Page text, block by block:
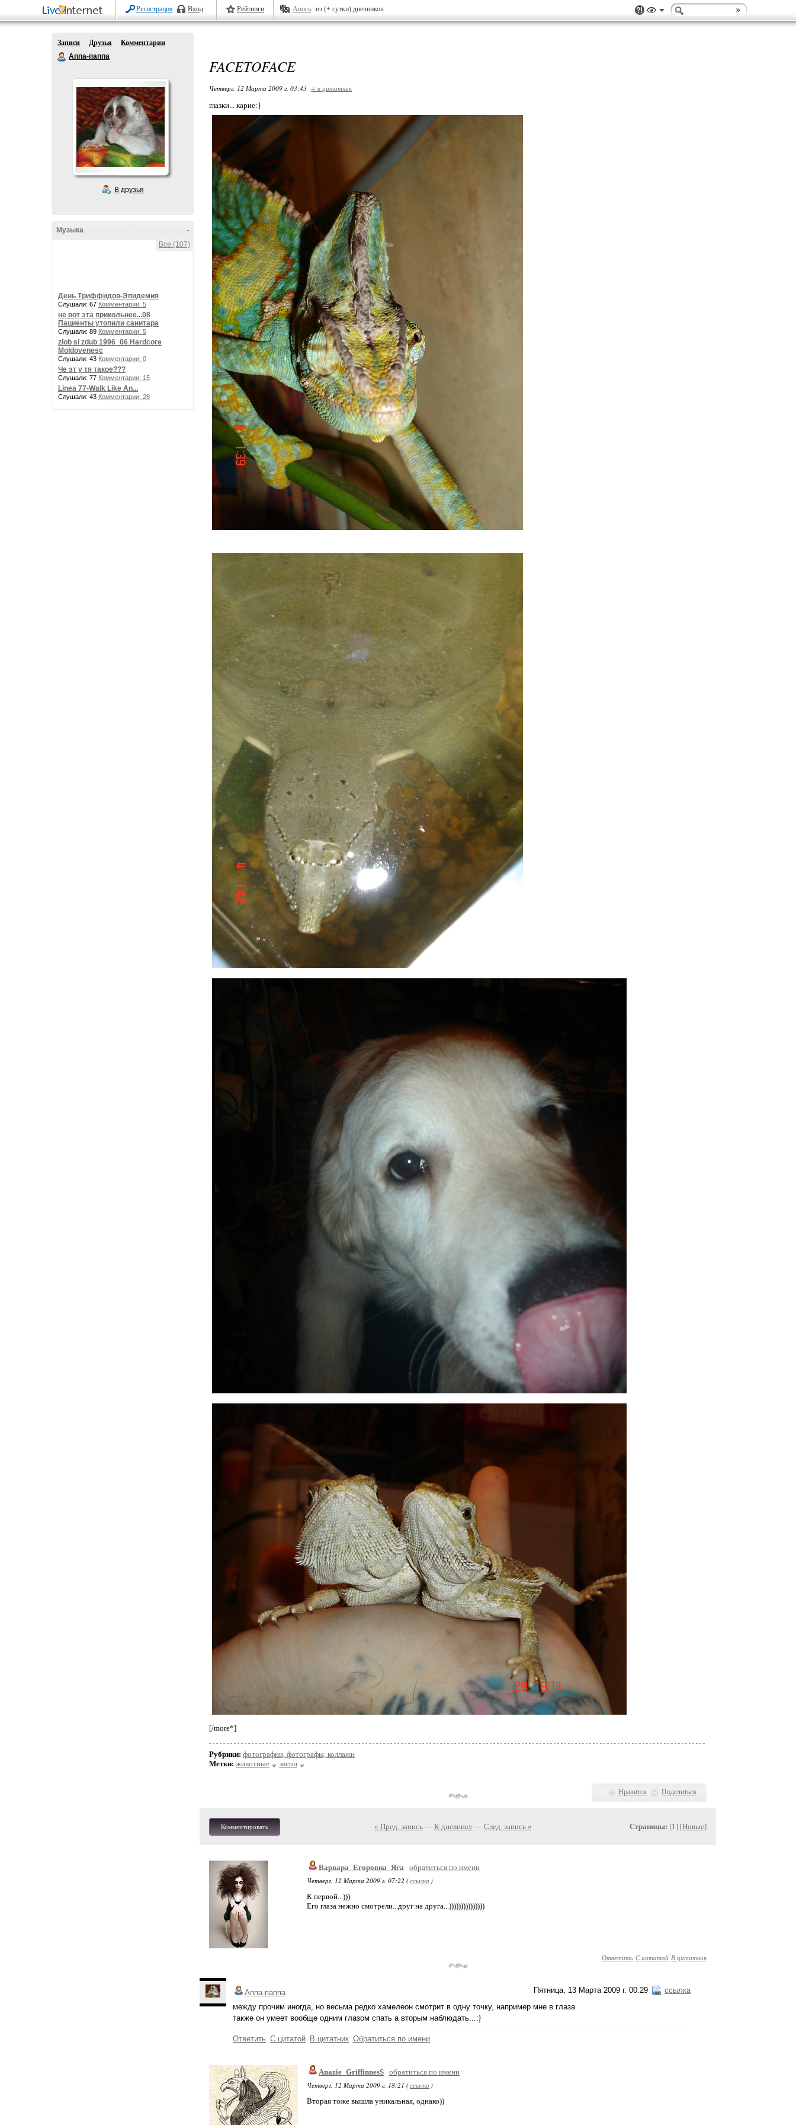
Регистрация Вход Рейтинги Авось из (+ сутки) дневников
Записи Друзья
Комментарии
Аппа-паппа
В друзья
-
Музыка
Все (107)
День Триффидов-Эпидемия
Слушали: 67 Комментарии: 5
не вот эта прикольнее...08
Пациенты утопили санитара
Слушали: 89 Комментарии: 5
zlob si zdub 1996_06 Hardcore
Moldovenesc
Слушали: 43 Комментарии: 0
Че эт у тя такое???
Слушали: 77 Комментарии: 15
Linea 77-Walk Like An...
Слушали: 43 Комментарии: 28
FACETOFACE
Четверг, 12 Марта 2009 г. 03:43 + в цитатник
глазки... карие:}
[/more*]
Рубрики: фотографии, фотографы, коллажи
Метки: животные звери
Нравится Поделиться
Комментировать « Пред. запись— К дневнику — След. запись » Страницы: [1] [Новые]
Варвара_Егоровна_Яга
обратиться по имени
Четверг, 12 Марта 2009 г. 07:22 (ссылка )
К первой...)))
Его глаза нежно смотрели...друг на друга...)))))))))))))))
Ответить С цитатой В цитатник
Пятница, 13 Марта 2009 г. 00:29 ссылка
Аппа-паппа
между прочим иногда, но весьма редко хамелеон смотрит в одну точку, например мне в глаза
также он умеет вообще одним глазом спать а вторым наблюдать...:}
Ответить С цитатой В цитатник Обратиться по имени
Anazie_GriffinnesS обратиться по имени
Четверг, 12 Марта 2009 г. 18:21 (ссылка )
Вторая тоже вышла уникальная, однако))